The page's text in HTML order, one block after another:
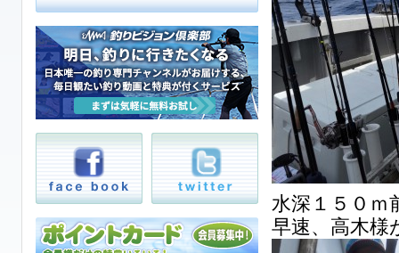
水深１５０ｍ
早速、高木様